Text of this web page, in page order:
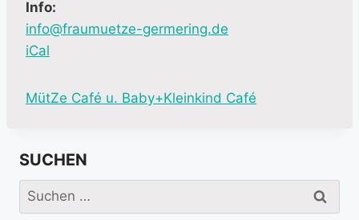
Info:
info@fraumuetze-germering.de
iCal
M
e
i
n
MütZe Café u. Baby+Kleinkind Café
SUCHEN
Suchen
nach: